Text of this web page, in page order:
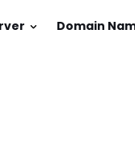
Domain